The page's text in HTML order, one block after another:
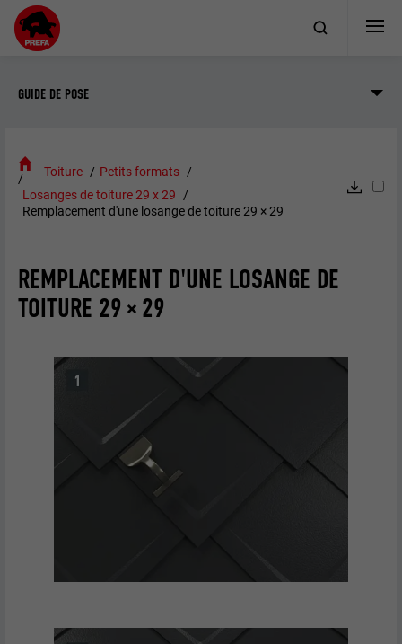
GUIDE DE POSE
Toiture
Petits formats
Losanges de toiture 29 x 29
Remplacement d'une losange de toiture 29 × 29
REMPLACEMENT D'UNE LOSANGE DE
TOITURE 29 × 29